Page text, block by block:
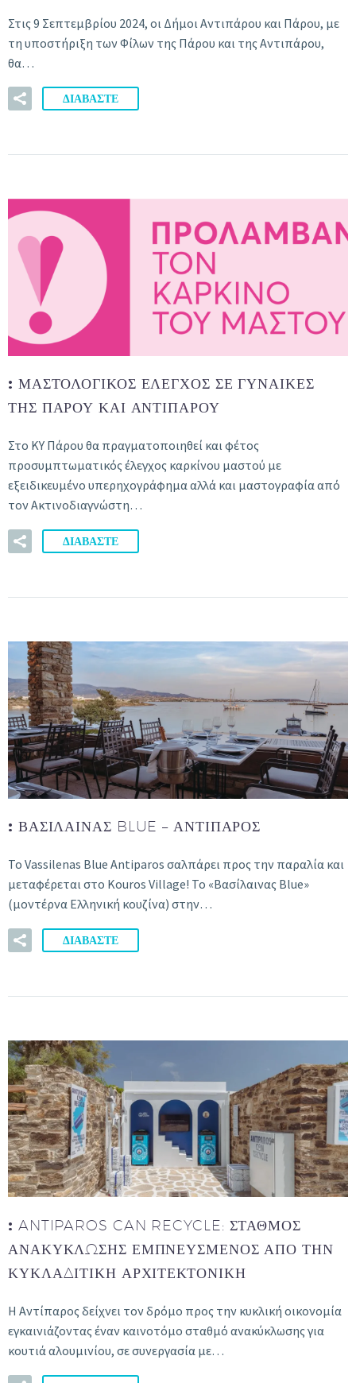
Στις 9 Σεπτεμβρίου 2024, οι Δήμοι Αντιπάρου και Πάρου, με
τη υποστήριξη των Φίλων της Πάρου και της Αντιπάρου,
θα…
ΔΙΑΒΑΣΤΕ
: ΜΑΣΤΟΛΟΓΙΚΌΣ ΈΛΕΓΧΟΣ ΣΕ ΓΥΝΑΊΚΕΣ
ΤΗΣ ΠΆΡΟΥ ΚΑΙ ΑΝΤΙΠΆΡΟΥ
Στο ΚΥ Πάρου θα πραγματοποιηθεί και φέτος
προσυμπτωματικός έλεγχος καρκίνου μαστού με
εξειδικευμένο υπερηχογράφημα αλλά και μαστογραφία από
τον Ακτινοδιαγνώστη…
ΔΙΑΒΑΣΤΕ
: ΒΑΣΊΛΑΙΝΑΣ BLUE – ΑΝΤΊΠΑΡΟΣ
Το Vassilenas Blue Antiparos σαλπάρει προς την παραλία και
μεταφέρεται στο Kouros Village! Το «Βασίλαινας Blue»
(μοντέρνα Ελληνική κουζίνα) στην…
ΔΙΑΒΑΣΤΕ
: ANTIPAROS CAN RECYCLE: ΣΤΑΘΜΌΣ
ΑΝΑΚΎΚΛΩΣΗΣ ΕΜΠΝΕΥΣΜΈΝΟΣ ΑΠΌ ΤΗΝ
ΚΥΚΛΑΔΊΤΙΚΗ ΑΡΧΙΤΕΚΤΟΝΙΚΉ
H Aντίπαρος δείχνει τον δρόμο προς την κυκλική οικονομία
εγκαινιάζοντας έναν καινοτόμο σταθμό ανακύκλωσης για
κουτιά αλουμινίου, σε συνεργασία με…